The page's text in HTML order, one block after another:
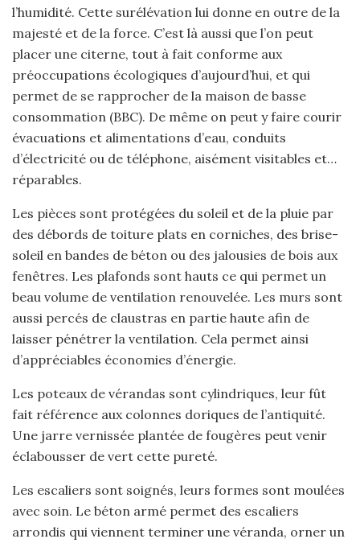
l’humidité. Cette surélévation lui donne en outre de la
majesté et de la force. C’est là aussi que l’on peut
placer une citerne, tout à fait conforme aux
préoccupations écologiques d’aujourd’hui, et qui
permet de se rapprocher de la maison de basse
consommation (BBC). De même on peut y faire courir
évacuations et alimentations d’eau, conduits
d’électricité ou de téléphone, aisément visitables et…
réparables.
Les pièces sont protégées du soleil et de la pluie par
des débords de toiture plats en corniches, des brise-
soleil en bandes de béton ou des jalousies de bois aux
fenêtres. Les plafonds sont hauts ce qui permet un
beau volume de ventilation renouvelée. Les murs sont
aussi percés de claustras en partie haute afin de
laisser pénétrer la ventilation. Cela permet ainsi
d’appréciables économies d’énergie.
Les poteaux de vérandas sont cylindriques, leur fût
fait référence aux colonnes doriques de l’antiquité.
Une jarre vernissée plantée de fougères peut venir
éclabousser de vert cette pureté.
Les escaliers sont soignés, leurs formes sont moulées
avec soin. Le béton armé permet des escaliers
arrondis qui viennent terminer une véranda, orner un